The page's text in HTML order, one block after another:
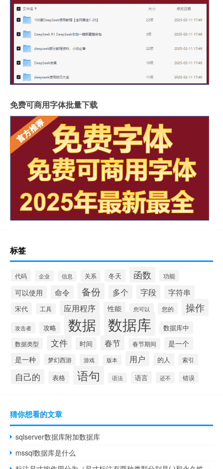
免费可商用字体批量下载
标签
代码 企业 信息 关系 冬天 函数 功能
可以使用 命令 备份 多个 字段 字符串
宋代 工具 应用程序 性能 您可以 您的 操作
攻击者 攻略 数据 数据库 数据库中
数据类型 文件 时间 春节 春节期间
是一个
是一种
梦幻西游 游戏 版本 用户 的人 索引
自己的 表格 语句 语法 语言 还不 错误
猜你想看的文章
sqlserver数据库附加数据库
mssql数据库是什么